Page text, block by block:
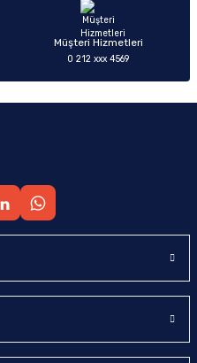
Müşteri Hizmetleri
0 212 xxx 4569